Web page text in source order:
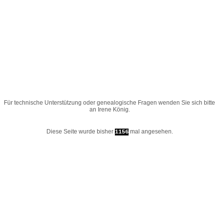
Für technische Unterstützung oder genealogische Fragen wenden Sie sich bitte
an Irene König.
Diese Seite wurde bisher 1156mal angesehen.